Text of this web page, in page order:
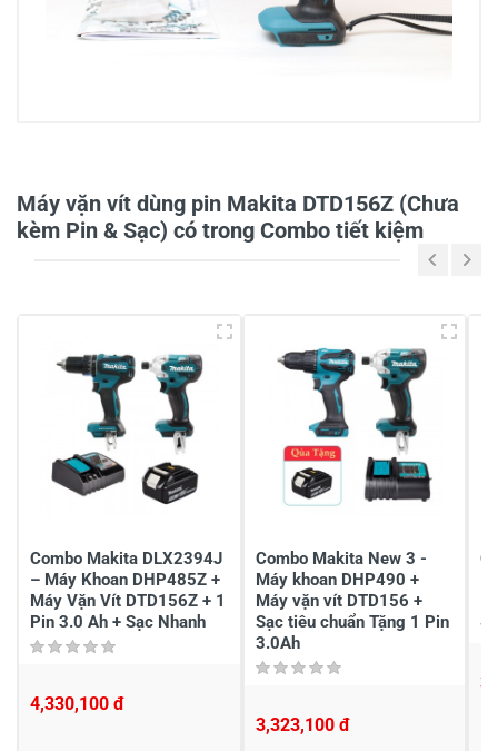
17 đánh giá
2
-
1
Chia sẻ nhận xét về sản phẩm
Khách hàng nhận xét về sản phẩm
Máy vặn vít dùng pin Makita DTD156Z (Chưa
kèm Pin & Sạc) có trong Combo tiết kiệm
Combo Makita DLX2394J
– Máy Khoan DHP485Z +
Máy Vặn Vít DTD156Z + 1
Pin 3.0 Ah + Sạc Nhanh
4,330,100 đ
Combo Makita New 3 -
Máy khoan DHP490 +
Máy vặn vít DTD156 +
Sạc tiêu chuẩn Tặng 1 Pin
3.0Ah
3,323,100 đ